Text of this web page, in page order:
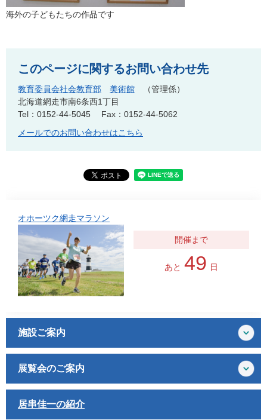
海外の子どもたちの作品です
このページに関するお問い合わせ先
教育委員会社会教育部 美術館
管理係
北海道網走市南6条西1丁目
Tel：0152-44-5045
Fax：0152-44-5062
メールでのお問い合わせはこちら
オホーツク網走マラソン
あと 49 日
施設ご案内
展覧会のご案内
居串佳一の紹介